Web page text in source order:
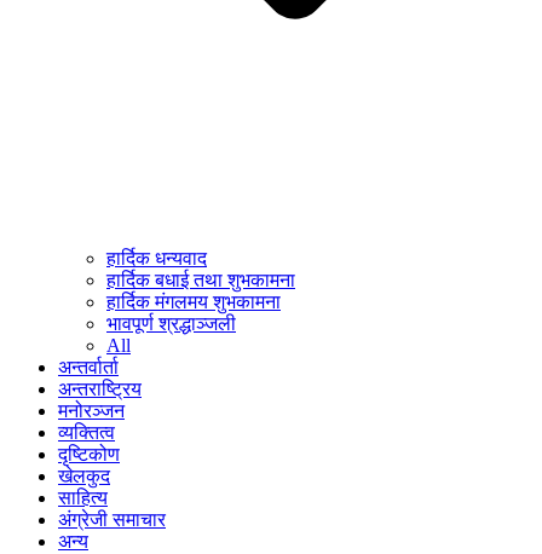
हार्दिक धन्यवाद
हार्दिक बधाई तथा शुभकामना
हार्दिक मंगलमय शुभकामना
भावपूर्ण श्रद्धाञ्जली
All
अन्तर्वार्ता
अन्तराष्ट्रिय
मनोरञ्जन
व्यक्तित्व
दृष्टिकोण
खेलकुद
साहित्य
अंग्रेजी समाचार
अन्य